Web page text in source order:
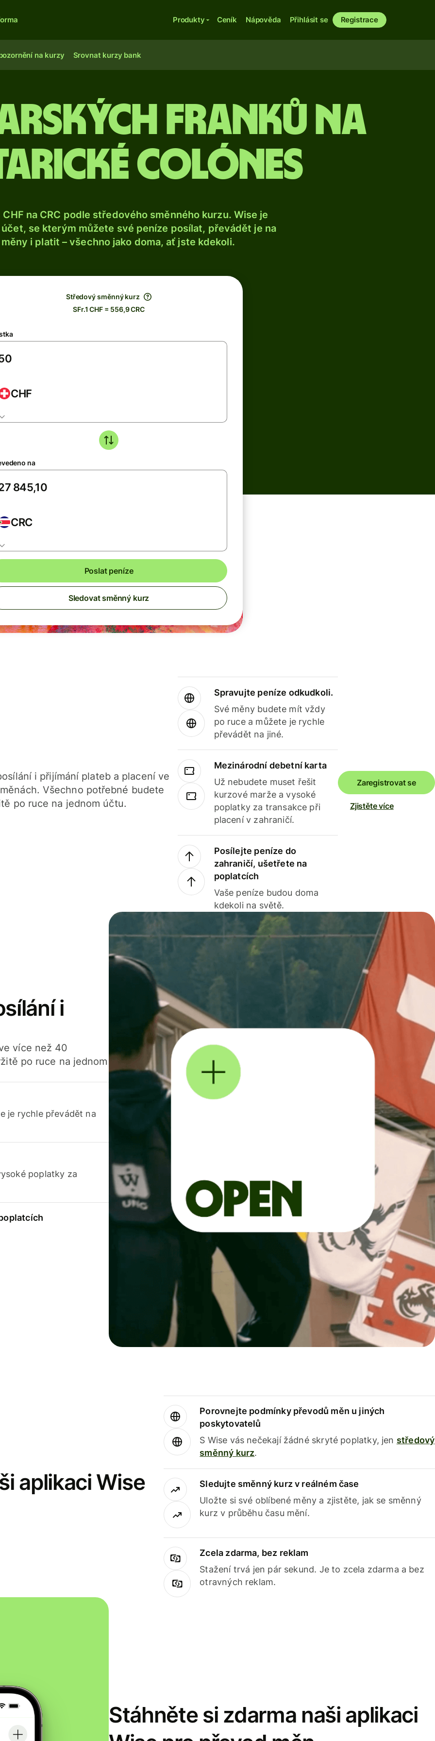
Produkty Ceník Nápověda Přihlásit se Registrace
na kurzy Srovnat kurzy bank
franků na
colónes
na CRC podle středového směnného kurzu. Wise je
se kterým můžete své peníze posílat, převádět je na
i platit – všechno jako doma, ať jste kdekoli.
Středový směnný kurz
SFr.1 CHF = 556,9 CRC
CHF
na
CRC
Poslat peníze
Sledovat směnný kurz
i přijímání plateb a placení ve
Všechno potřebné budete
po ruce na jednom účtu.
Spravujte peníze odkudkoli.
Své měny budete mít vždy
po ruce a můžete je rychle
převádět na jiné.
Mezinárodní debetní karta
Už nebudete muset řešit
kurzové marže a vysoké
poplatky za transakce při
placení v zahraničí.
Posílejte peníze do
zahraničí, ušetřete na
poplatcích
Vaše peníze budou doma
kdekoli na světě.
Zaregistrovat se
Zjistěte více
i
více než 40
po ruce na jednom
je rychle převádět na
poplatky za
aplikaci Wise
Porovnejte podmínky převodů měn u jiných
poskytovatelů
S Wise vás nečekají žádné skryté poplatky, jen středový
směnný kurz.
Sledujte směnný kurz v reálném čase
Uložte si své oblíbené měny a zjistěte, jak se směnný
kurz v průběhu času mění.
Zcela zdarma, bez reklam
Stažení trvá jen pár sekund. Je to zcela zdarma a bez
otravných reklam.
Stáhněte si zdarma naši aplikaci